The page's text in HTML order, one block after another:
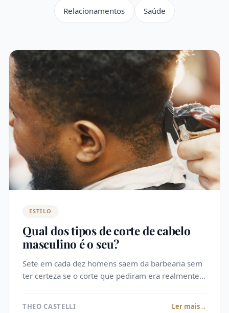
CONTATO
Relacionamentos Saúde
ESTILO
Qual dos tipos de corte de cabelo
masculino é o seu?
Sete em cada dez homens saem da barbearia sem
ter certeza se o corte que pediram era realmente o
THEO CASTELLI Ler mais→